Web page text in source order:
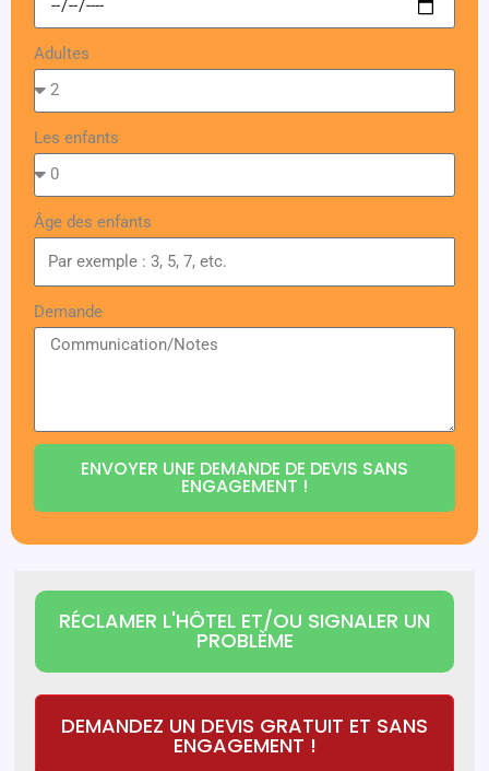
Adultes
Les enfants
Âge des enfants
Demande
ENVOYER UNE DEMANDE DE DEVIS SANS
ENGAGEMENT !
RÉCLAMER L'HÔTEL ET/OU SIGNALER UN
PROBLÈME
DEMANDEZ UN DEVIS GRATUIT ET SANS
ENGAGEMENT !